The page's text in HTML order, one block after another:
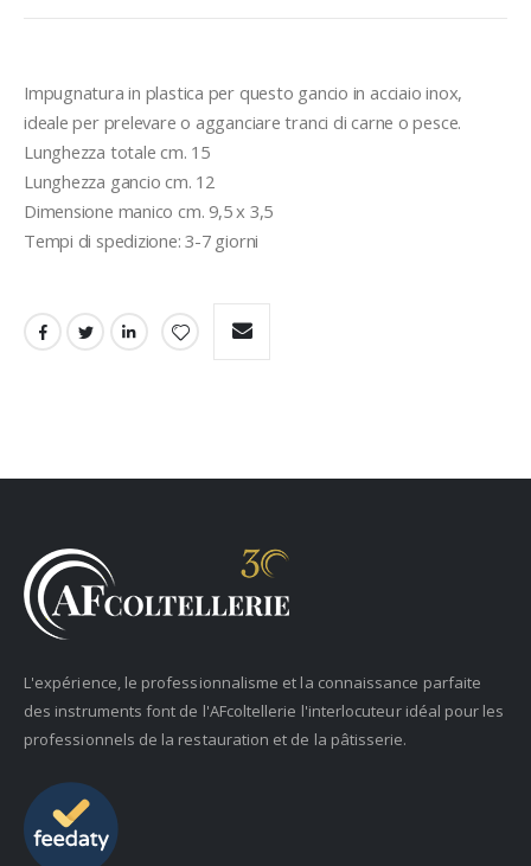
Impugnatura in plastica per questo gancio in acciaio inox,
ideale per prelevare o agganciare tranci di carne o pesce.
Lunghezza totale cm. 15
Lunghezza gancio cm. 12
Dimensione manico cm. 9,5 x 3,5
Tempi di spedizione: 3-7 giorni
L'expérience, le professionnalisme et la connaissance parfaite
des instruments font de l'AFcoltellerie l'interlocuteur idéal pour les
professionnels de la restauration et de la pâtisserie.